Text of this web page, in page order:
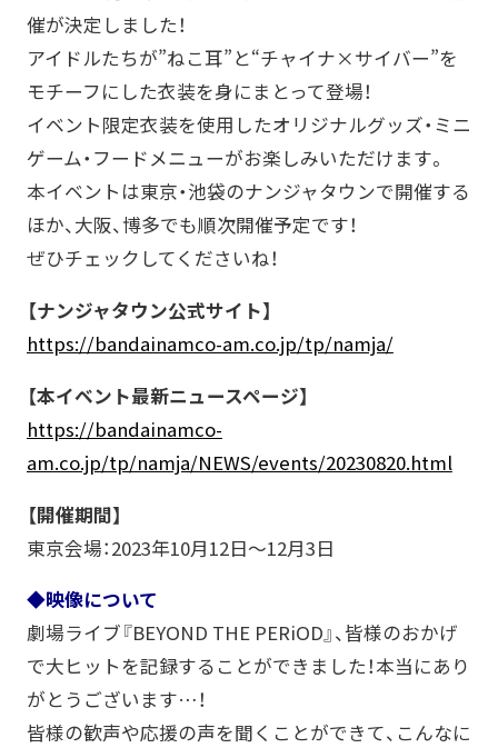
催が決定しました！
アイドルたちが”ねこ耳”と“チャイナ×サイバー”を
モチーフにした衣装を身にまとって登場！
イベント限定衣装を使用したオリジナルグッズ・ミニ
ゲーム・フードメニューがお楽しみいただけます。
本イベントは東京・池袋のナンジャタウンで開催する
ほか、大阪、博多でも順次開催予定です！
ぜひチェックしてくださいね！
【ナンジャタウン公式サイト】
https://bandainamco-am.co.jp/tp/namja/
【本イベント最新ニュースページ】
https://bandainamco-
am.co.jp/tp/namja/NEWS/events/20230820.html
【開催期間】
東京会場：2023年10月12日～12月3日
◆映像について
劇場ライブ『BEYOND THE PERiOD』、皆様のおかげ
で大ヒットを記録することができました！本当にあり
がとうございます…！
皆様の歓声や応援の声を聞くことができて、こんなに